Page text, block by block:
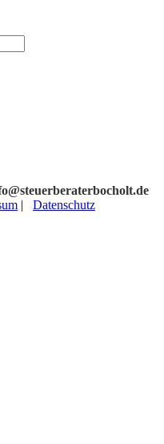
| Datenschutz